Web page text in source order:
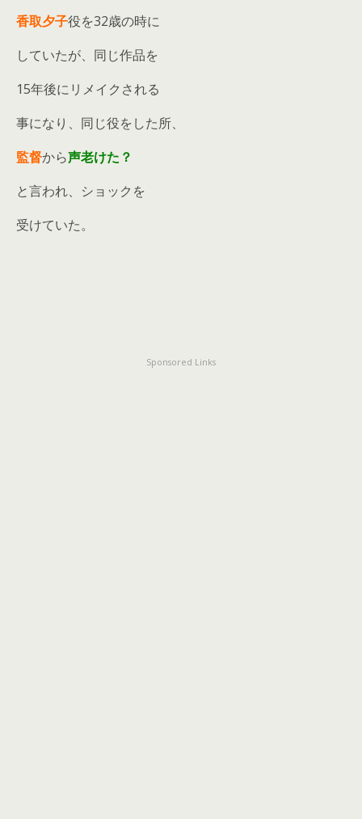
香取夕子役を32歳の時に
していたが、同じ作品を
15年後にリメイクされる
事になり、同じ役をした所、
監督から声老けた？
と言われ、ショックを
受けていた。
Sponsored Links